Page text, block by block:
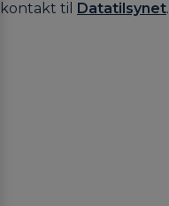
kontakt til
Datatilsynet.